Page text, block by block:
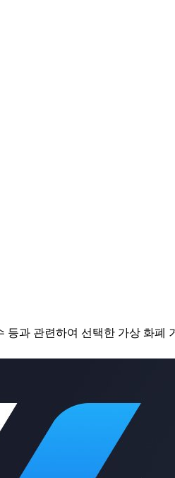
과 관련하여 선택한 가상 화폐